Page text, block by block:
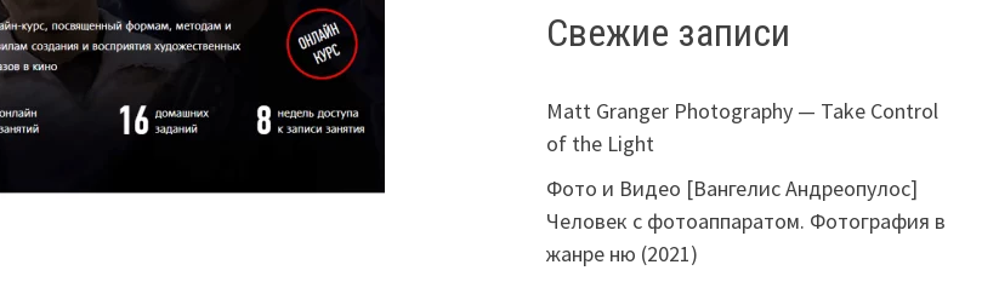
Свежие записи
Matt Granger Photography — Take Control
of the Light
Фото и Видео [Вангелис Андреопулос]
Человек с фотоаппаратом. Фотография в
жанре ню (2021)